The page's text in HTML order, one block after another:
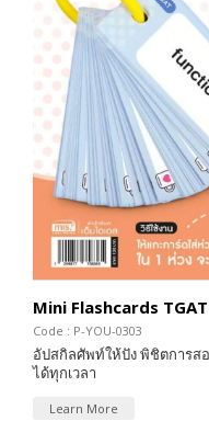
Mini Flashcards
Code : P-YOU-0303
อัปสกิลศัพท์ให้ปัง พิชิตการ
ได้ทุกเวลา
Learn More